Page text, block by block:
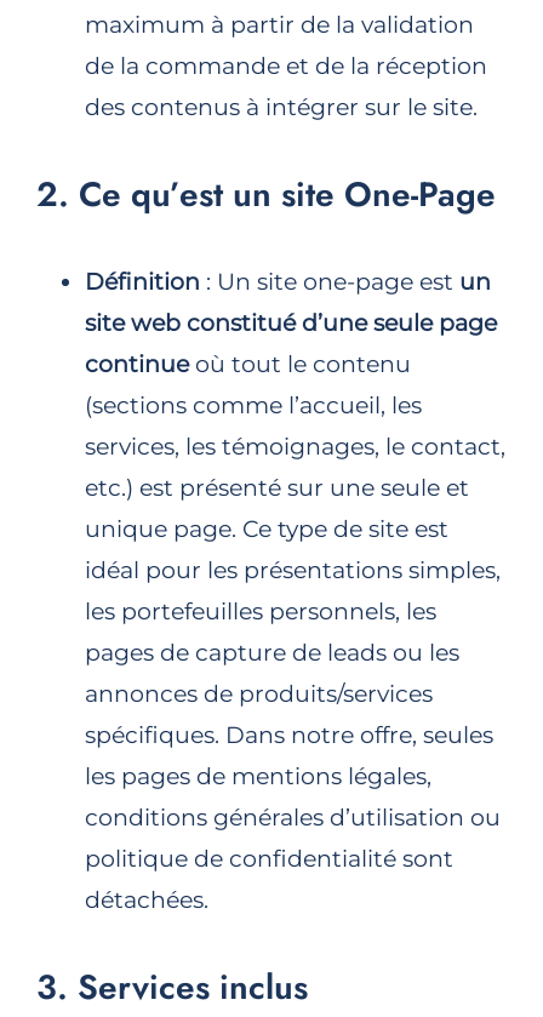
maximum à partir de la validation
de la commande et de la réception
des contenus à intégrer sur le site.
2. Ce qu’est un site One-Page
Définition : Un site one-page est un
site web constitué d’une seule page
continueoù tout le contenu
(sections comme l’accueil, les
services, les témoignages, le contact,
etc.) est présenté sur une seule et
unique page. Ce type de site est
idéal pour les présentations simples,
les portefeuilles personnels, les
pages de capture de leads ou les
annonces de produits/services
spécifiques. Dans notre offre, seules
les pages de mentions légales,
conditions générales d’utilisation ou
politique de confidentialité sont
détachées.
3. Services inclus